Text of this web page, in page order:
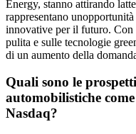
Energy, stanno attirando
rappresentano
innovative per il futuro. Con
pulita e sulle tecnologie
di un aumento della
Quali sono le
automobilistiche
Nasdaq?